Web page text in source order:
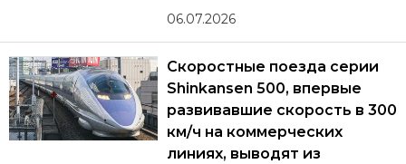
06.07.2026
Скоростные поезда серии
Shinkansen 500, впервые
развивавшие скорость в 300
км/ч на коммерческих
линиях, выводят из